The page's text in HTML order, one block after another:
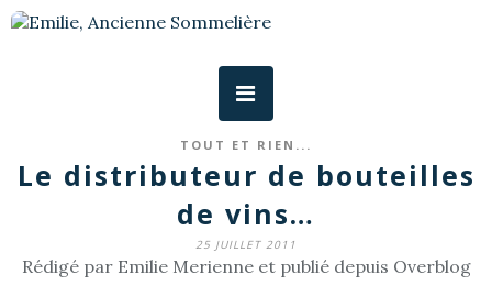
TOUT ET RIEN...
Le distributeur de bouteilles
de vins…
25 JUILLET 2011
Rédigé par Emilie Merienne et publié depuis Overblog